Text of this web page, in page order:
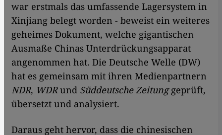
war erstmals das umfassende Lagersystem in
Xinjiang belegt worden - beweist ein weiteres
geheimes Dokument, welche gigantischen
Ausmaße Chinas Unterdrückungsapparat
angenommen hat. Die Deutsche Welle (DW)
hat es gemeinsam mit ihren Medienpartnern
NDR, WDRund Süddeutsche Zeitunggeprüft,
übersetzt und analysiert.
Daraus geht hervor, dass die chinesischen